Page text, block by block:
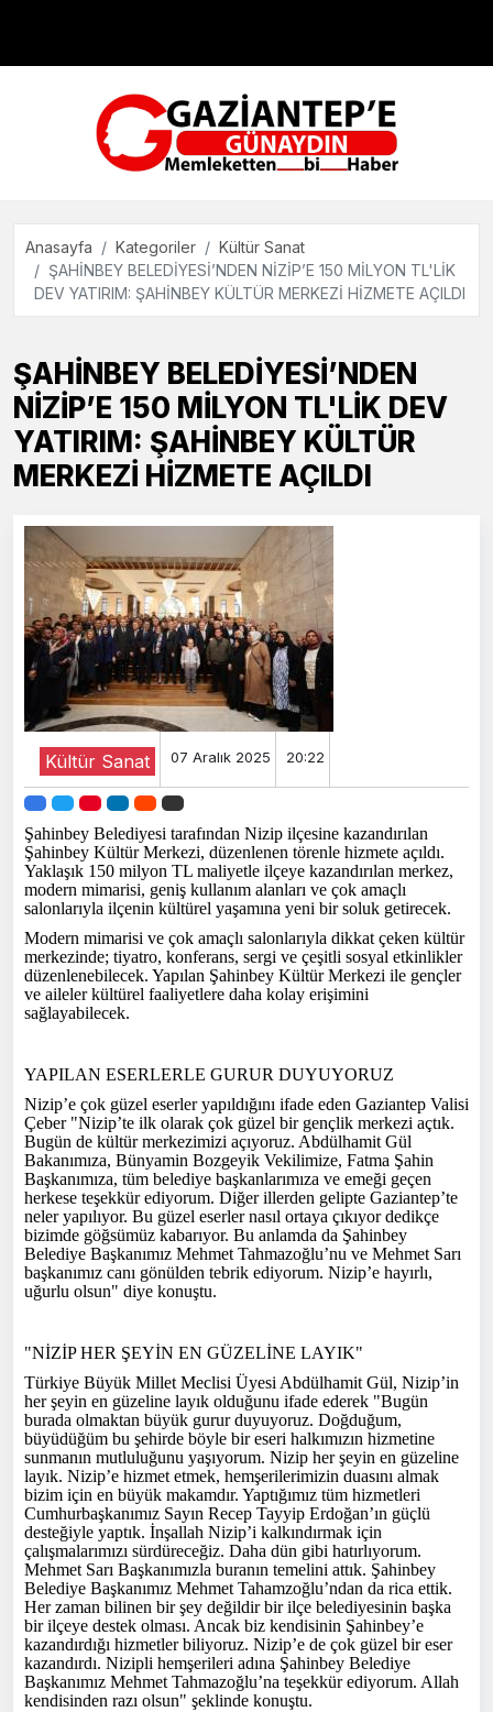
Teknoloji
Anasayfa Kategoriler
Kültür Sanat
ŞAHİNBEY BELEDİYESİ’NDEN NİZİP’E 150 MİLYON TL'LİK
DEV YATIRIM: ŞAHİNBEY KÜLTÜR MERKEZİ HİZMETE AÇILDI
ŞAHİNBEY BELEDİYESİ’NDEN
NİZİP’E 150 MİLYON TL'LİK DEV
YATIRIM: ŞAHİNBEY KÜLTÜR
MERKEZİ HİZMETE AÇILDI
Kültür Sanat 07 Aralık 2025 20:22
Şahinbey Belediyesi tarafından Nizip ilçesine kazandırılan
Şahinbey Kültür Merkezi, düzenlenen törenle hizmete açıldı.
Yaklaşık 150 milyon TL maliyetle ilçeye kazandırılan merkez,
modern mimarisi, geniş kullanım alanları ve çok amaçlı
salonlarıyla ilçenin kültürel yaşamına yeni bir soluk getirecek.
Modern mimarisi ve çok amaçlı salonlarıyla dikkat çeken kültür
merkezinde; tiyatro, konferans, sergi ve çeşitli sosyal etkinlikler
düzenlenebilecek. Yapılan Şahinbey Kültür Merkezi ile gençler
ve aileler kültürel faaliyetlere daha kolay erişimini
sağlayabilecek.
YAPILAN ESERLERLE GURUR DUYUYORUZ
Nizip’e çok güzel eserler yapıldığını ifade eden Gaziantep Valisi
Çeber "Nizip’te ilk olarak çok güzel bir gençlik merkezi açtık.
Bugün de kültür merkezimizi açıyoruz. Abdülhamit Gül
Bakanımıza, Bünyamin Bozgeyik Vekilimize, Fatma Şahin
Başkanımıza, tüm belediye başkanlarımıza ve emeği geçen
herkese teşekkür ediyorum. Diğer illerden gelipte Gaziantep’te
neler yapılıyor. Bu güzel eserler nasıl ortaya çıkıyor dedikçe
bizimde göğsümüz kabarıyor. Bu anlamda da Şahinbey
Belediye Başkanımız Mehmet Tahmazoğlu’nu ve Mehmet Sarı
başkanımız canı gönülden tebrik ediyorum. Nizip’e hayırlı,
uğurlu olsun" diye konuştu.
"NİZİP HER ŞEYİN EN GÜZELİNE LAYIK"
Türkiye Büyük Millet Meclisi Üyesi Abdülhamit Gül, Nizip’in
her şeyin en güzeline layık olduğunu ifade ederek "Bugün
burada olmaktan büyük gurur duyuyoruz. Doğduğum,
büyüdüğüm bu şehirde böyle bir eseri halkımızın hizmetine
sunmanın mutluluğunu yaşıyorum. Nizip her şeyin en güzeline
layık. Nizip’e hizmet etmek, hemşerilerimizin duasını almak
bizim için en büyük makamdır. Yaptığımız tüm hizmetleri
Cumhurbaşkanımız Sayın Recep Tayyip Erdoğan’ın güçlü
desteğiyle yaptık. İnşallah Nizip’i kalkındırmak için
çalışmalarımızı sürdüreceğiz. Daha dün gibi hatırlıyorum.
Mehmet Sarı Başkanımızla buranın temelini attık. Şahinbey
Belediye Başkanımız Mehmet Tahamzoğlu’ndan da rica ettik.
Her zaman bilinen bir şey değildir bir ilçe belediyesinin başka
bir ilçeye destek olması. Ancak biz kendisinin Şahinbey’e
kazandırdığı hizmetler biliyoruz. Nizip’e de çok güzel bir eser
kazandırdı. Nizipli hemşerileri adına Şahinbey Belediye
Başkanımız Mehmet Tahmazoğlu’na teşekkür ediyorum. Allah
kendisinden razı olsun" şeklinde konuştu.